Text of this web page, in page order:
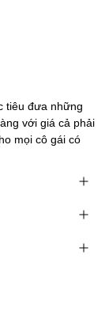
với giá cả phải
mọi cô gái có